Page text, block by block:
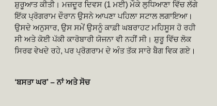
ਸ਼ੁਰੂਆਤ ਕੀਤੀ। ਮਜ਼ਦੂਰ ਦਿਵਸ (1 ਮਈ) ਮੌਕੇ ਲੁਧਿਆਣਾ ਵਿੱਚ ਲੱਗੇ
ਇੱਕ ਪ੍ਰੋਗਰਾਮ ਦੌਰਾਨ ਉਸਨੇ ਆਪਣਾ ਪਹਿਲਾ ਸਟਾਲ ਲਗਾਇਆ।
ਉਸਦੇ ਅਨੁਸਾਰ, ਉਸ ਸਮੇਂ ਉਸਨੂੰ ਕਾਫ਼ੀ ਘਬਰਾਹਟ ਮਹਿਸੂਸ ਹੋ ਰਹੀ
ਸੀ ਅਤੇ ਕੋਈ ਪੱਕੀ ਕਾਰੋਬਾਰੀ ਯੋਜਨਾ ਵੀ ਨਹੀਂ ਸੀ। ਸ਼ੁਰੂ ਵਿੱਚ ਲੋਕ
ਸਿਰਫ ਵੇਖਦੇ ਰਹੇ, ਪਰ ਪ੍ਰੋਗਰਾਮ ਦੇ ਅੰਤ ਤੱਕ ਸਾਰੇ ਬੈਗ ਵਿਕ ਗਏ।
‘ਬਸਤਾ ਘਰ’ – ਨਾਂ ਅਤੇ ਸੋਚ